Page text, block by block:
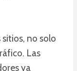
no solo
Las
ya